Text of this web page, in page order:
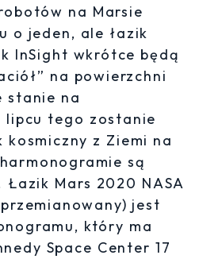
na Marsie
o jeden, ale łazik
InSight wkrótce będą
na powierzchni
stanie na
lipcu tego zostanie
z Ziemi na
są
Mars 2020 NASA
jest
który ma
Space Center 17